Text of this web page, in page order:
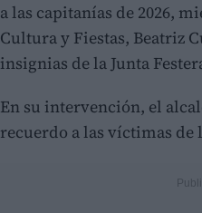
a las capitanías de 2026,
Cultura y Fiestas, Beatriz
insignias de la Junta
En su intervención, el
recuerdo a las víctimas de